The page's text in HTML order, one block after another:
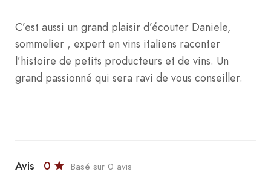
C’est aussi un grand plaisir d’écouter Daniele,
sommelier , expert en vins italiens raconter
l’histoire de petits producteurs et de vins. Un
grand passionné qui sera ravi de vous conseiller.
Avis 0 Basé sur 0 avis